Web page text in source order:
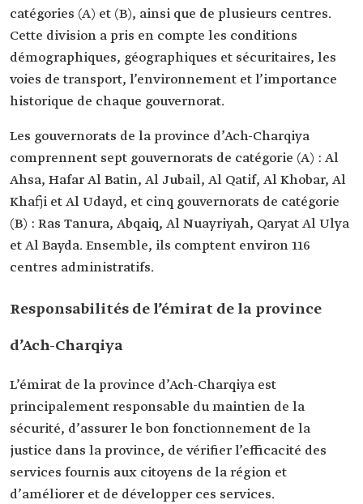
catégories (A) et (B), ainsi que de plusieurs centres.
Cette division a pris en compte les conditions
démographiques, géographiques et sécuritaires, les
voies de transport, l’environnement et l’importance
historique de chaque gouvernorat.
Les gouvernorats de la province d’Ach-Charqiya
comprennent sept gouvernorats de catégorie (A) : Al
Ahsa, Hafar Al Batin, Al Jubail, Al Qatif, Al Khobar, Al
Khafji et Al Udayd, et cinq gouvernorats de catégorie
(B) : Ras Tanura, Abqaiq, Al Nuayriyah, Qaryat Al Ulya
et Al Bayda. Ensemble, ils comptent environ 116
centres administratifs.
Responsabilités de l’émirat de la province
d’Ach-Charqiya
L’émirat de la province d’Ach-Charqiya est
principalement responsable du maintien de la
sécurité, d’assurer le bon fonctionnement de la
justice dans la province, de vérifier l’efficacité des
services fournis aux citoyens de la région et
d’améliorer et de développer ces services.